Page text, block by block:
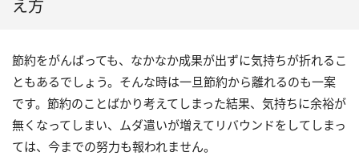
え方
節約をがんばっても、なかなか成果が出ずに気持ちが折れるこ
ともあるでしょう。そんな時は一旦節約から離れるのも一案
です。節約のことばかり考えてしまった結果、気持ちに余裕が
無くなってしまい、ムダ遣いが増えてリバウンドをしてしまっ
ては、今までの努力も報われません。